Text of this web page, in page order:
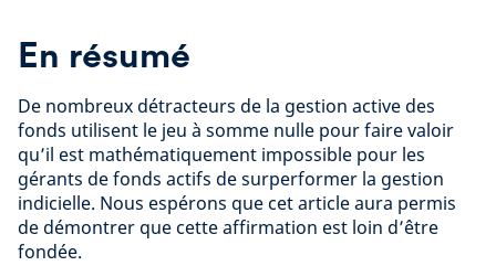
En résumé
De nombreux détracteurs de la gestion active des
fonds utilisent le jeu à somme nulle pour faire valoir
qu’il est mathématiquement impossible pour les
gérants de fonds actifs de surperformer la gestion
indicielle. Nous espérons que cet article aura permis
de démontrer que cette affirmation est loin d’être
fondée.